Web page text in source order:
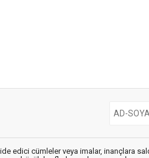
edici cümleler veya imalar, inançlara